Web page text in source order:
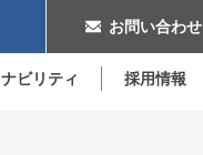
お問い合わせ
ビリティ 採用情報